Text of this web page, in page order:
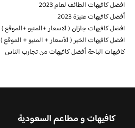
افضل كافيهات الطائف لعام 2023
أفضل كافيهات عنيزة 2023
افضل كافيهات جازان ( الاسعار +المنيو +الموقع )
افضل كافيهات الخبر ( الأسعار + المنيو + الموقع )
كافيهات الباحة أفضل كافيهات من تجارب الناس
كافيهات و مطاعم السعودية